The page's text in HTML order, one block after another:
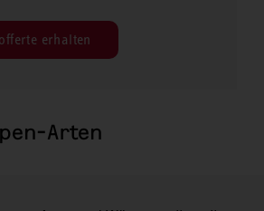
erhalten
Arten